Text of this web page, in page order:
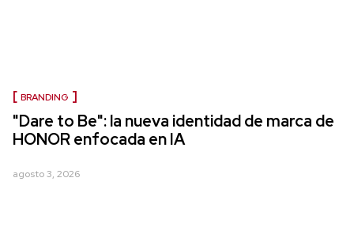
BRANDING
"Dare to Be": la nueva identidad de marca de
HONOR enfocada en IA
agosto 3, 2026